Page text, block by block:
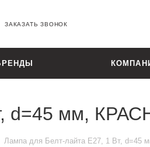
ЗАКАЗАТЬ ЗВОНОК
d=45 мм,
Лампа для Белт-лайта Е27, 1 Вт, d=45